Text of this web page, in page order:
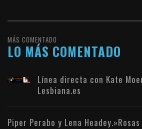
MÁS COMENTADO
LO MÁS COMENTADO
Línea directa con Kate
Lesbiana.es
Piper Perabo y Lena